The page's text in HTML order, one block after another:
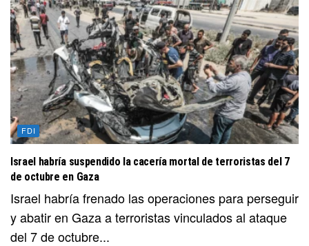
FDI
Israel habría suspendido la cacería mortal de terroristas del 7
de octubre en Gaza
Israel habría frenado las operaciones para perseguir
y abatir en Gaza a terroristas vinculados al ataque
del 7 de octubre...